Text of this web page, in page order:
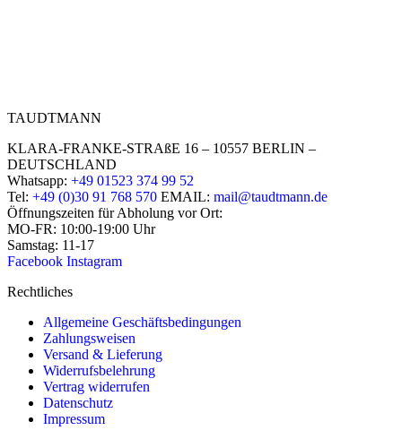
TAUDTMANN
KLARA-FRANKE-STRAßE 16 – 10557 BERLIN –
DEUTSCHLAND
Whatsapp: +49 01523 374 99 52
Tel: +49 (0)30 91 768 570 EMAIL: mail@taudtmann.de
Öffnungszeiten für Abholung vor Ort:
MO-FR: 10:00-19:00 Uhr
Samstag: 11-17
Facebook Instagram
Rechtliches
Allgemeine Geschäftsbedingungen
Zahlungsweisen
Versand & Lieferung
Widerrufsbelehrung
Vertrag widerrufen
Datenschutz
Impressum